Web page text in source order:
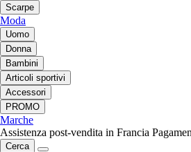
Scarpe
Moda
Uomo
Donna
Bambini
Articoli sportivi
Accessori
PROMO
Marche
Assistenza post-vendita in Francia
Cerca